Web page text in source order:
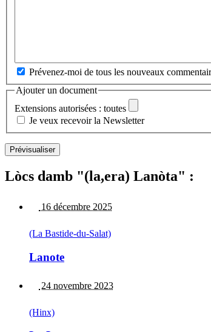
Prévenez-moi de tous les nouveaux
Ajouter un document
Extensions autorisées : toutes
Je veux recevoir la Newsletter
Lòcs damb "(la,era) Lanòta" :
16 décembre 2025
(La Bastide-du-Salat)
Lanote
24 novembre 2023
(Hinx)